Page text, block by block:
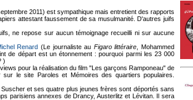
2011) est sympathique mais entretient des rapports
attestant faussement de sa musulmanité. D'autres juifs
ne repose sur aucun témoignage recueilli ni sur aucune
Renard (Le journaliste au Figaro littéraire , Mohammed
de départ est un étonnement : pourquoi parmi les 23 000
)
pour la réalisation du film "Les garçons Ramponeau" de
le site Paroles et Mémoires des quartiers populaires.
et ses quatre plus jeunes frères sont déportés sans
parisiens annexes de Drancy, Austerlitz et Lévitan. Il sera